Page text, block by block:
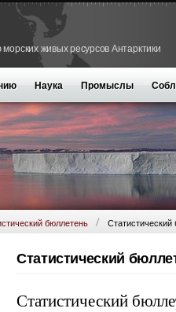
живых ресурсов Антарктики
Наука Промыслы
бюллетень
Статистический
Статистический